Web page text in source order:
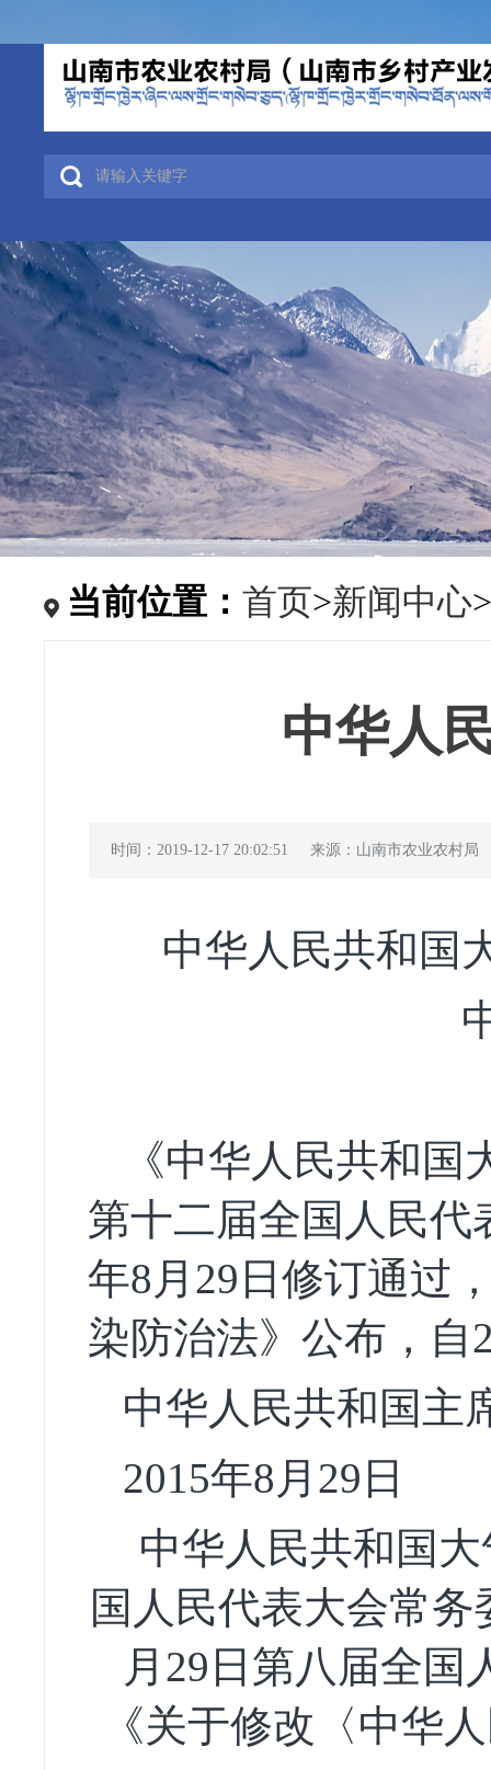
当前位置： 首页>新闻中心>
中华人
时间：2019-12-17 20:02:51 来源：山南市农业农村局
中华人民共和国
《中华人民共和
第十二届全国人民代
年8 月 29 日修订通过
染防治法》公布，自
中华人民共和国
2015年8 月 29 日
中华人民共和国
国人民代表大会常
月 29 日第八届全国
《关于修改〈中华